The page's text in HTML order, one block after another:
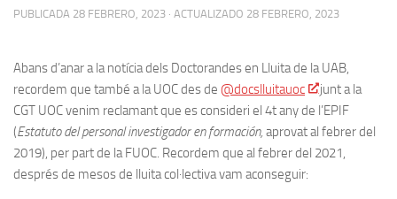
PUBLICADA 28 FEBRERO, 2023 · ACTUALIZADO 28 FEBRERO, 2023
Abans d’anar a la notícia dels Doctorandes en Lluita de la UAB,
recordem que també a la UOC des de @docslluitauoc
junt a la
CGT UOC venim reclamant que es consideri el 4t any de l’EPIF
(Estatuto del personal investigador en formación, aprovat al febrer del
2019), per part de la FUOC. Recordem que al febrer del 2021,
després de mesos de lluita col·lectivavam aconseguir: